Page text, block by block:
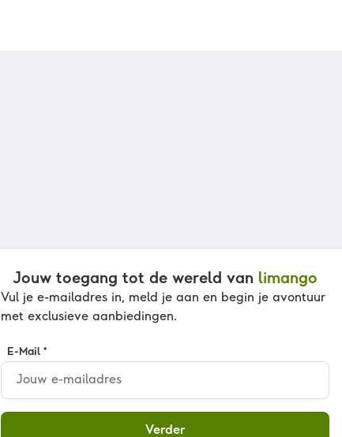
Jouw toegang tot de wereld van limango
Vul je e-mailadres in, meld je aan en begin je avontuur
met exclusieve aanbiedingen.
E-Mail *
Verder